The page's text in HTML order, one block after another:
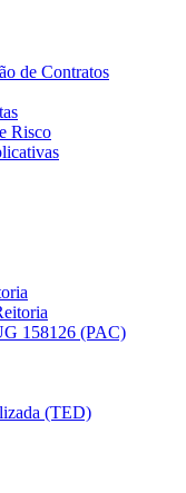
de Contratos
Risco
158126 (PAC)
(TED)